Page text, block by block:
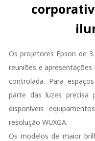
Os projetores Epson de
reuniões e
controlada. Para
parte das luzes precisa
disponíveis
resolução WUXGA.
Os modelos de maior